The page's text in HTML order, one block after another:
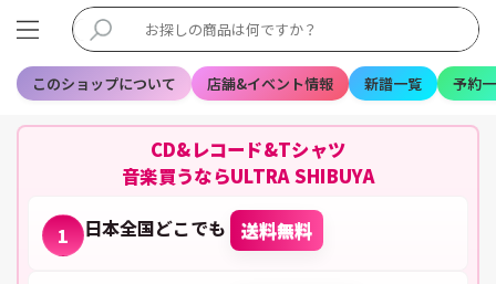
このショップについて 店舗&イベント情報 新譜一覧 予約
CD&レコード&Tシャツ
音楽買うならULTRA SHIBUYA
1 日本全国どこでも 送料無料